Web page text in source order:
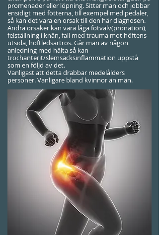
promenader eller löpning. Sitter man och jobbar
ensidigt med fötterna, till exempel med pedaler,
så kan det vara en orsak till den här diagnosen.
Andra orsaker kan vara låga fotvalv(pronation),
felställning i knän, fall med trauma mot höftens
utsida, höftledsartros. Går man av någon
anledning med hälta så kan
trochanterit/slemsäcksinflammation uppstå
som en följd av det.
Vanligast att detta drabbar medelålders
personer. Vanligare bland kvinnor än män.